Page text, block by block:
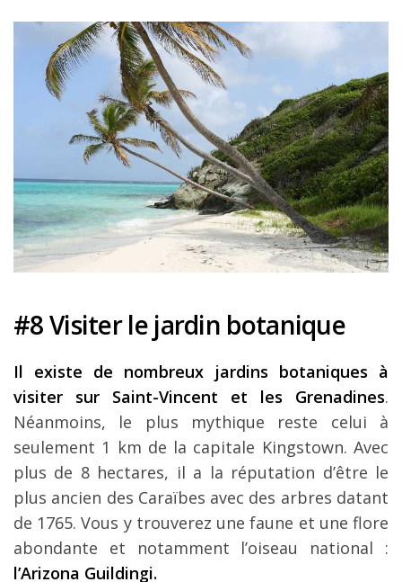
#8 Visiter le jardin botanique
Il existe de nombreux jardins botaniques à
visiter sur Saint-Vincent et les Grenadines.
Néanmoins, le plus mythique reste celui à
seulement 1 km de la capitale Kingstown. Avec
plus de 8 hectares, il a la réputation d’être le
plus ancien des Caraïbes avec des arbres datant
de 1765. Vous y trouverez une faune et une flore
abondante et notamment l’oiseau national :
l’Arizona Guildingi.